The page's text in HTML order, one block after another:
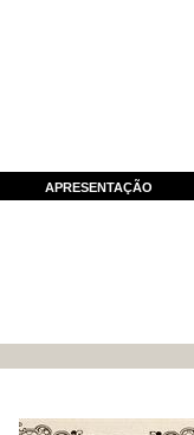
APRESENTAÇÃO